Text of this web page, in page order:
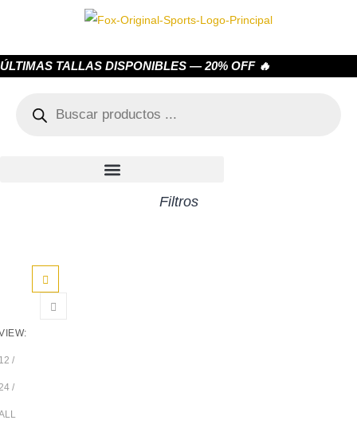
ÚLTIMAS TALLAS DISPONIBLES — 20% OFF 🔥
Filtros